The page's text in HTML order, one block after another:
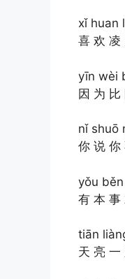
xǐ huan
喜 欢 凌
yīn wèi
因 为 比
nǐ shuō
你 说 你
yǒu
有 本 事
tiān
天 亮 一